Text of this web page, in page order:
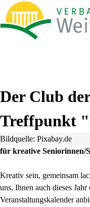
Der Club
Treffpunkt
Bildquelle: Pixabay.de
für kreative Seniorinnen/
Kreativ sein, gemeinsam
uns, Ihnen auch dieses
Veranstaltungskalender